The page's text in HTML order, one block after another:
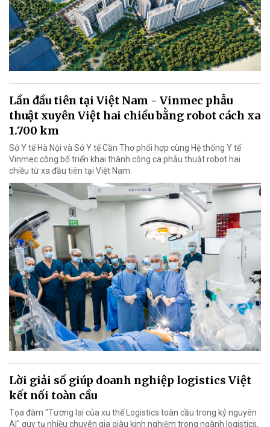
Lần đầu tiên tại Việt Nam - Vinmec phẫu
thuật xuyên Việt hai chiều bằng robot cách xa
1.700 km
Sở Y tế Hà Nội và Sở Y tế Cần Thơ phối hợp cùng Hệ thống Y tế
Vinmec công bố triển khai thành công ca phẫu thuật robot hai
chiều từ xa đầu tiên tại Việt Nam.
Lời giải số giúp doanh nghiệp logistics Việt
kết nối toàn cầu
Tọa đàm "Tương lai của xu thế Logistics toàn cầu trong kỷ nguyên
AI" quy tụ nhiều chuyên gia giàu kinh nghiệm trong ngành logistics,